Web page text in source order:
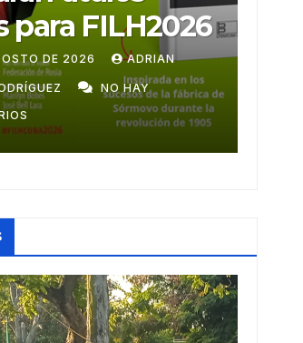
Laura Alonso
gira
DE JULIO DE 2026 ADRIAN TORRES
NO HAY COMENTARIOS